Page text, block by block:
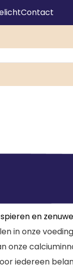
Contact
en
in onze
onze
iedereen